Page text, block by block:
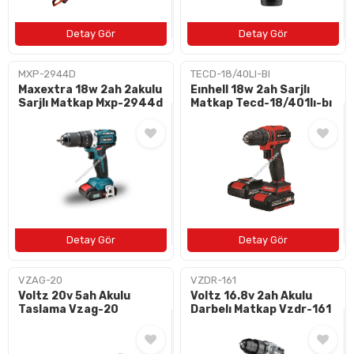
MXP-2944D
Maxextra 18w 2ah 2akulu
Sarjlı Matkap Mxp-2944d
TECD-18/40LI-BI
Eınhell 18w 2ah Sarjlı
Matkap Tecd-18/401lı-bı
VZAG-20
Voltz 20v 5ah Akulu
Taslama Vzag-20
VZDR-161
Voltz 16.8v 2ah Akulu
Darbelı Matkap Vzdr-161